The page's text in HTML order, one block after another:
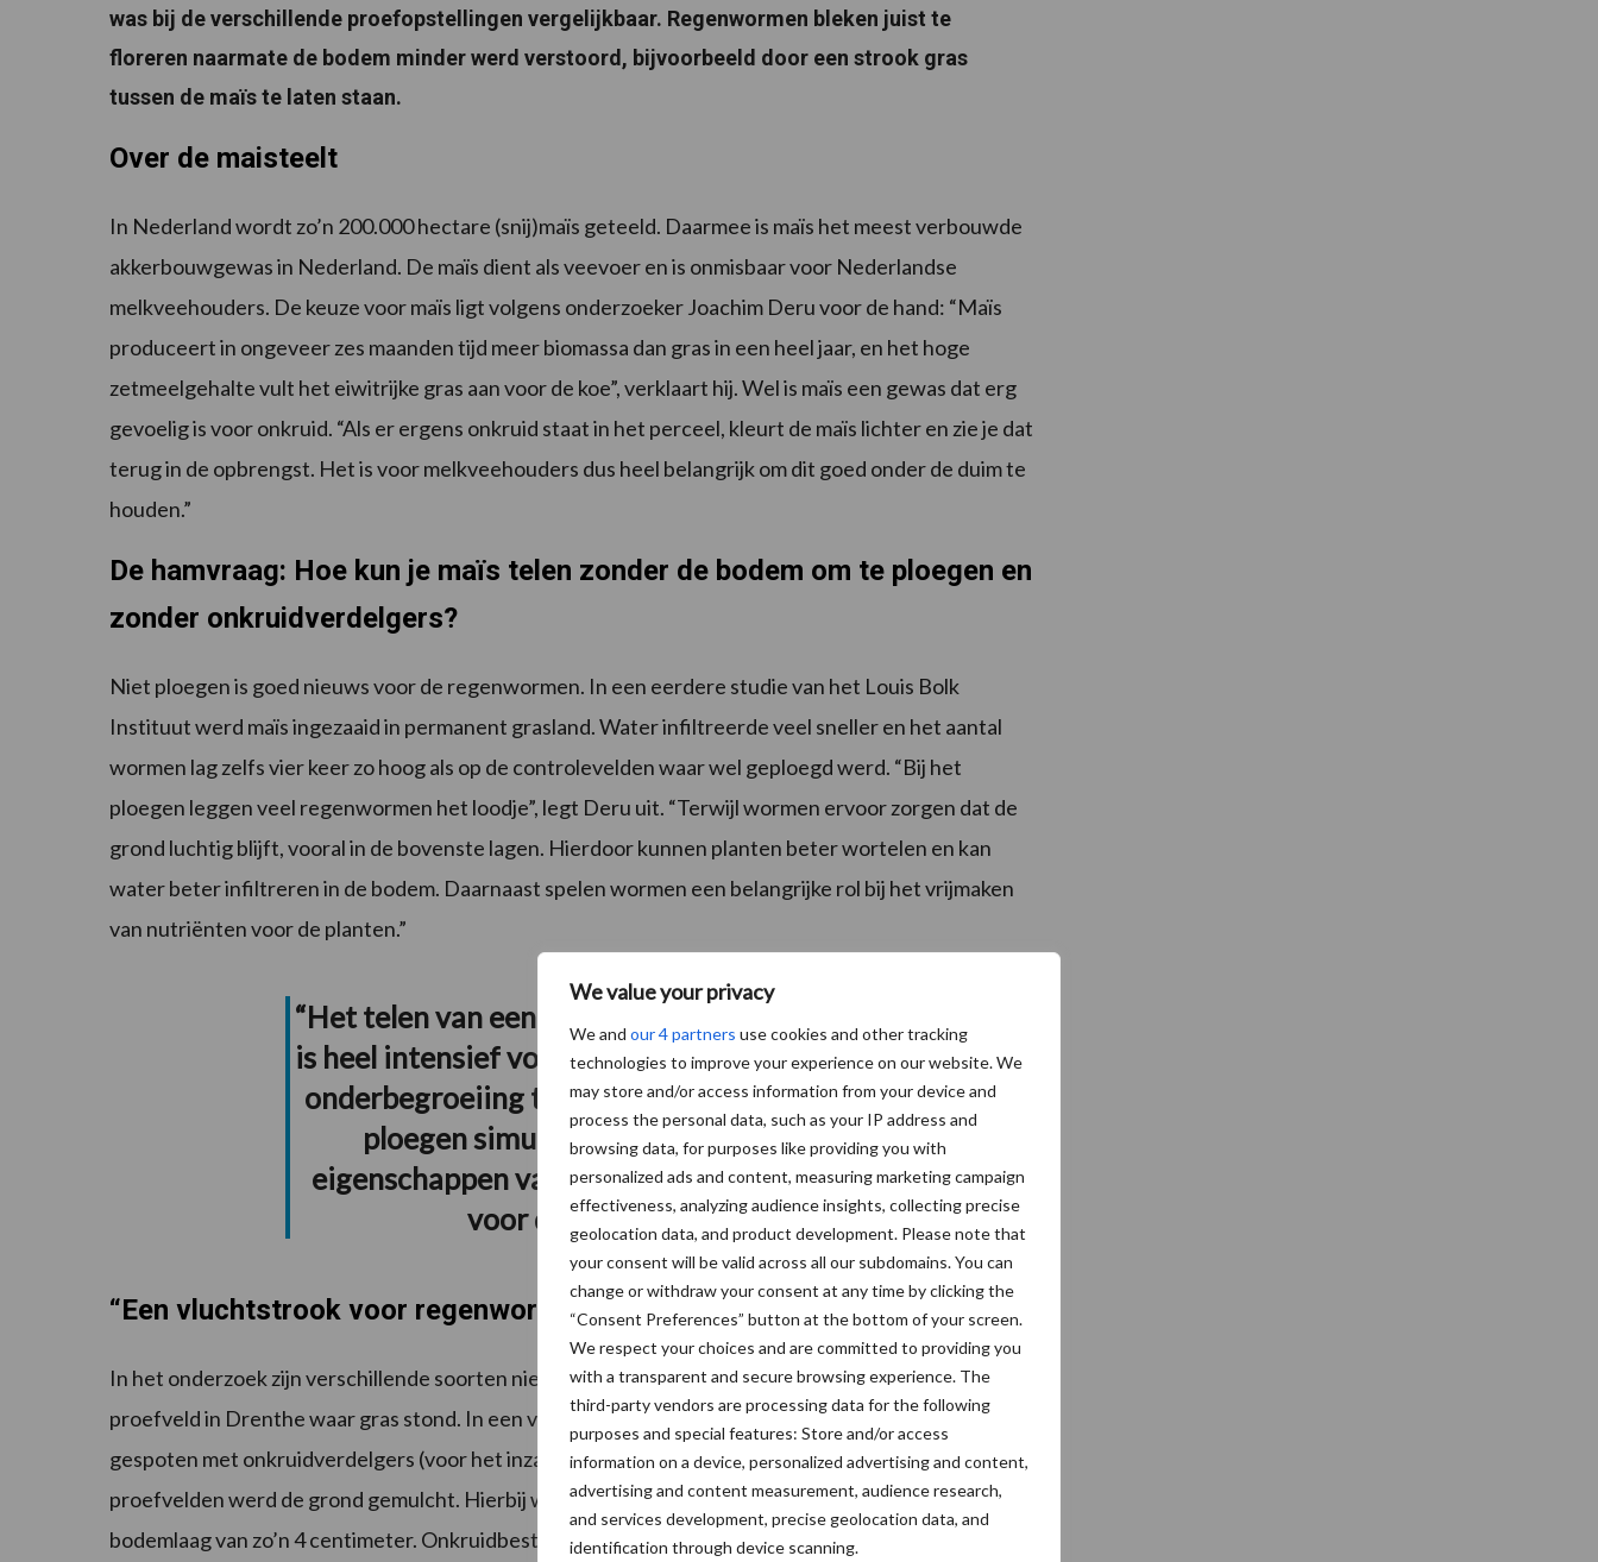
We value your privacy
We and our 4 partners use cookies and other tracking
technologies to improve your experience on our website. We
may store and/or access information from your device and
process the personal data, such as your IP address and
browsing data, for purposes like providing you with
personalized ads and content, measuring marketing campaign
effectiveness, analyzing audience insights, collecting precise
geolocation data, and product development. Please note that
your consent will be valid across all our subdomains. You can
change or withdraw your consent at any time by clicking the
“Consent Preferences” button at the bottom of your screen.
We respect your choices and are committed to providing you
with a transparent and secure browsing experience. The
third-party vendors are processing data for the following
purposes and special features: Store and/or access
information on a device, personalized advertising and content,
advertising and content measurement, audience research,
and services development, precise geolocation data, and
identification through device scanning.
was bij de verschillende proefopstellingen vergelijkbaar. Regenwormen bleken juist te
floreren naarmate de bodem minder werd verstoord, bijvoorbeeld door een strook gras
tussen de maïs te laten staan.
Over de maisteelt
In Nederland wordt zo’n 200.000 hectare (snij)maïs geteeld. Daarmee is maïs het meest verbouwde
akkerbouwgewas in Nederland. De maïs dient als veevoer en is onmisbaar voor Nederlandse
melkveehouders. De keuze voor maïs ligt volgens onderzoeker Joachim Deru voor de hand: “Maïs
produceert in ongeveer zes maanden tijd meer biomassa dan gras in een heel jaar, en het hoge
zetmeelgehalte vult het eiwitrijke gras aan voor de koe”, verklaart hij. Wel is maïs een gewas dat erg
gevoelig is voor onkruid. “Als er ergens onkruid staat in het perceel, kleurt de maïs lichter en zie je dat
terug in de opbrengst. Het is voor melkveehouders dus heel belangrijk om dit goed onder de duim te
houden.”
De hamvraag: Hoe kun je maïs telen zonder de bodem om te ploegen en
zonder onkruidverdelgers?
Niet ploegen is goed nieuws voor de regenwormen. In een eerdere studie van het Louis Bolk
Instituut werd maïs ingezaaid in permanent grasland. Water infiltreerde veel sneller en het aantal
wormen lag zelfs vier keer zo hoog als op de controlevelden waar wel geploegd werd. “Bij het
ploegen leggen veel regenwormen het loodje”, legt Deru uit. “Terwijl wormen ervoor zorgen dat de
grond luchtig blijft, vooral in de bovenste lagen. Hierdoor kunnen planten beter wortelen en kan
water beter infiltreren in de bodem. Daarnaast spelen wormen een belangrijke rol bij het vrijmaken
van nutriënten voor de planten.”
“Het telen van een eenjarig gewas als maïs
is heel intensief voor de bodem, maar door
onderbegroeiing te laten staan en niet te
ploegen simuleer je de positieve
eigenschappen van permanent grasland
voor de bodem.”
“Een vluchtstrook voor regenwormen”
In het onderzoek zijn verschillende soorten niet-kerende grondbewerking uitgetest in een
proefveld in Drenthe waar gras stond. In een van de proefopstellingen werd als controle alleen
gespoten met onkruidverdelgers (voor het inzaaien en tijdens het groeiseizoen). Op andere
proefvelden werd de grond gemulcht. Hierbij wordt de graszode gemengd met de bovenste
bodemlaag van zo’n 4 centimeter. Onkruidbestrijding volgde later in het seizoen, mechanisch